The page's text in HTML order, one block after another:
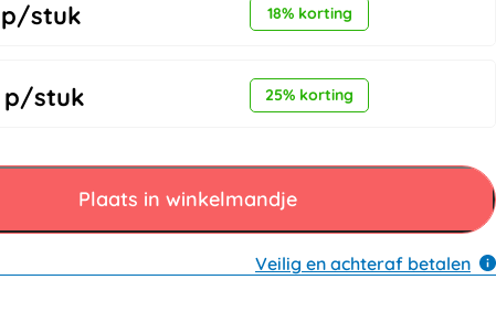
p/stuk 18% korting
p/stuk 25% korting
Plaats in winkelmandje
Veilig en achteraf betalen